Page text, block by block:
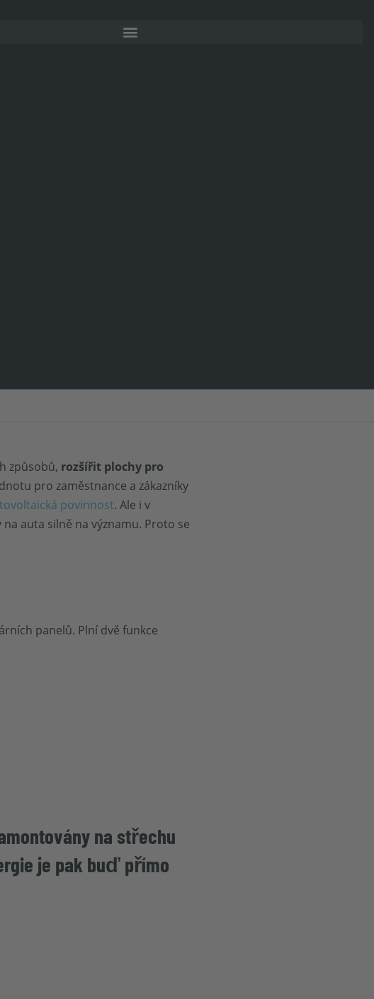
způsobů, rozšířit plochy pro
pro zaměstnance a zákazníky
povinnost. Ale i v
auta silně na významu. Proto se
panelů. Plní dvě funkce
na střechu
je pak buď přímo